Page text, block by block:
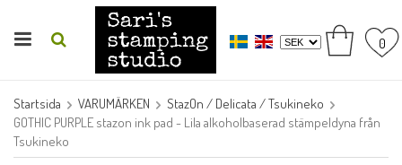
0
Startsida VARUMÄRKEN
StazOn / Delicata / Tsukineko
GOTHIC PURPLE stazon ink pad - Lila alkoholbaserad stämpeldyna från
Tsukineko